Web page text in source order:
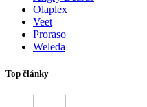
Olaplex
Veet
Proraso
Weleda
Top články